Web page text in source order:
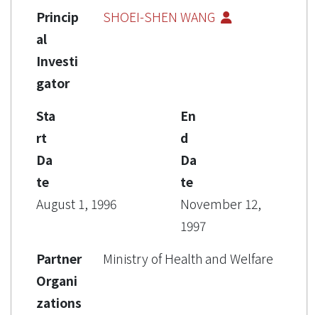
Princip
al
Investi
gator
SHOEI-SHEN WANG
Sta
rt
Da
te
August 1, 1996
En
d
Da
te
November 12,
1997
Partner
Organi
zations
Ministry of Health and Welfare